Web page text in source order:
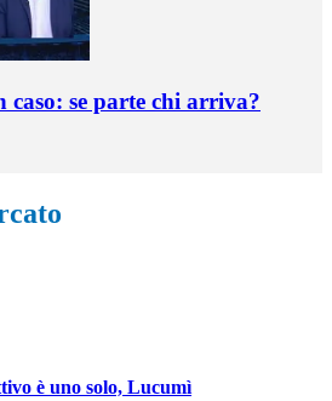
se parte chi arriva?
è uno solo, Lucumì